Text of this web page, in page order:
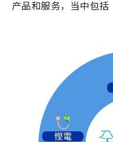
产品和服务，当中包括